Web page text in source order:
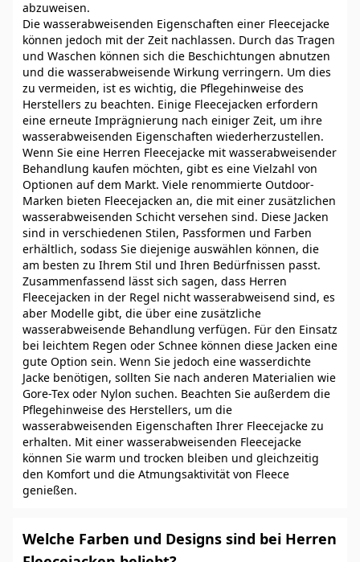
abzuweisen.
Die wasserabweisenden Eigenschaften einer Fleecejacke
können jedoch mit der Zeit nachlassen. Durch das Tragen
und Waschen können sich die Beschichtungen abnutzen
und die wasserabweisende Wirkung verringern. Um dies
zu vermeiden, ist es wichtig, die Pflegehinweise des
Herstellers zu beachten. Einige Fleecejacken erfordern
eine erneute Imprägnierung nach einiger Zeit, um ihre
wasserabweisenden Eigenschaften wiederherzustellen.
Wenn Sie eine Herren Fleecejacke mit wasserabweisender
Behandlung kaufen möchten, gibt es eine Vielzahl von
Optionen auf dem Markt. Viele renommierte Outdoor-
Marken bieten Fleecejacken an, die mit einer zusätzlichen
wasserabweisenden Schicht versehen sind. Diese Jacken
sind in verschiedenen Stilen, Passformen und Farben
erhältlich, sodass Sie diejenige auswählen können, die
am besten zu Ihrem Stil und Ihren Bedürfnissen passt.
Zusammenfassend lässt sich sagen, dass Herren
Fleecejacken in der Regel nicht wasserabweisend sind, es
aber Modelle gibt, die über eine zusätzliche
wasserabweisende Behandlung verfügen. Für den Einsatz
bei leichtem Regen oder Schnee können diese Jacken eine
gute Option sein. Wenn Sie jedoch eine wasserdichte
Jacke benötigen, sollten Sie nach anderen Materialien wie
Gore-Tex oder Nylon suchen. Beachten Sie außerdem die
Pflegehinweise des Herstellers, um die
wasserabweisenden Eigenschaften Ihrer Fleecejacke zu
erhalten. Mit einer wasserabweisenden Fleecejacke
können Sie warm und trocken bleiben und gleichzeitig
den Komfort und die Atmungsaktivität von Fleece
genießen.
Welche Farben und Designs sind bei Herren